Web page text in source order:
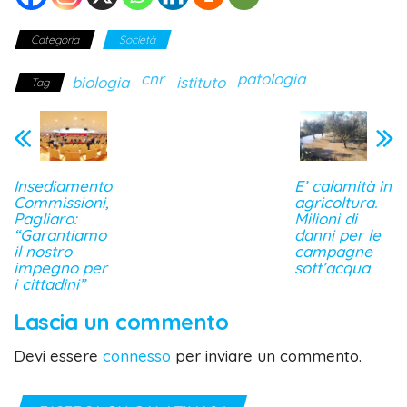
Categoria Società
Tag biologia cnr istituto patologia
Insediamento
Commissioni,
Pagliaro:
“Garantiamo
il nostro
impegno per
i cittadini”
E’ calamità in
agricoltura.
Milioni di
danni per le
campagne
sott’acqua
Lascia un commento
Devi essere connesso per inviare un commento.